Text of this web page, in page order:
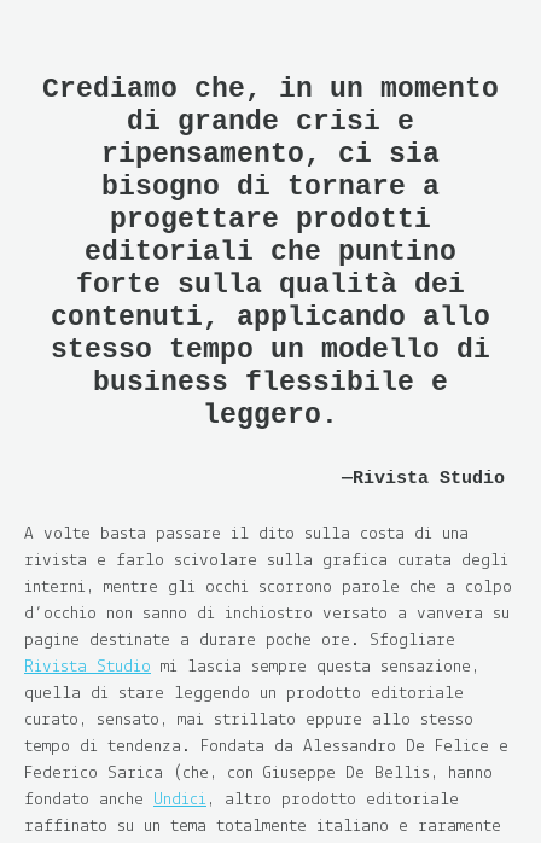
Crediamo che, in un momento
di grande crisi e
ripensamento, ci sia
bisogno di tornare a
progettare prodotti
editoriali che puntino
forte sulla qualità dei
contenuti, applicando allo
stesso tempo un modello di
business flessibile e
leggero.
Rivista Studio
A volte basta passare il dito sulla costa di una
rivista e farlo scivolare sulla grafica curata degli
interni, mentre gli occhi scorrono parole che a colpo
d’occhio non sanno di inchiostro versato a vanvera su
pagine destinate a durare poche ore. Sfogliare
Rivista Studio mi lascia sempre questa sensazione,
quella di stare leggendo un prodotto editoriale
curato, sensato, mai strillato eppure allo stesso
tempo di tendenza. Fondata da Alessandro De Felice e
Federico Sarica (che, con Giuseppe De Bellis, hanno
fondato anche Undici , altro prodotto editoriale
raffinato su un tema totalmente italiano e raramente